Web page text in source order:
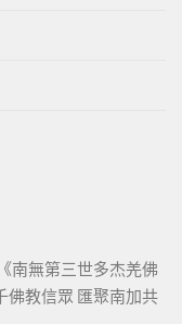
南無第三世多杰羌佛
佛教信眾 匯聚南加共